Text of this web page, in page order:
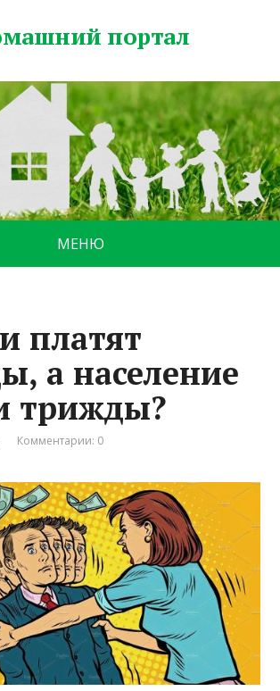
портал
МЕНЮ
платят
а население
трижды?
Комментарии: 0